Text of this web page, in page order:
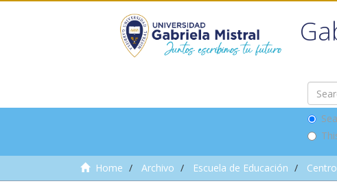
Home Archivo Escuela de Educación